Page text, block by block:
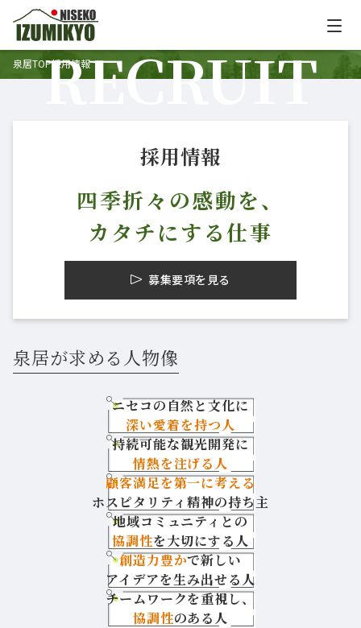
企業情報
事業内容
事業一覧
施設運営事業
リーシング事業
ひらふグランドセントロ
お知らせ
採用情報
資料請求・お問い
合わせ
ご宿泊はこちら
泉居TOP採用情報
RECRUIT
採用情報
四季折々の感動を、
カタチにする仕事
募集要項を見る
泉居が求める人物像
ニセコの自然と文化に
深い愛着を持つ人
持続可能な観光開発に
情熱を注げる人
顧客満足を第一に考える
ホスピタリティ精神の持ち主
地域コミュニティとの
協調性を大切にする人
創造力豊かで新しい
アイデアを生み出せる人
チームワークを重視し、
協調性のある人